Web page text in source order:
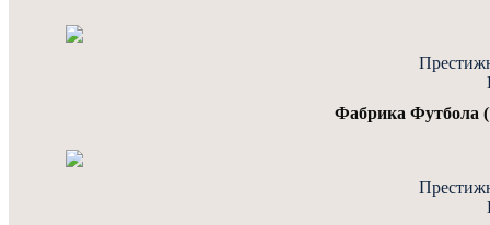
Фабрика Футбола